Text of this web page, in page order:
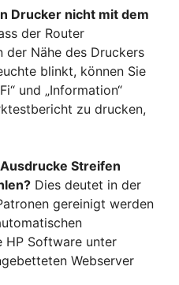
Drucker nicht mit dem
der Router
der Nähe des Druckers
blinkt, können Sie
und „Information“
zu drucken,
Streifen
Dies deutet in der
gereinigt werden
HP Software unter
Webserver